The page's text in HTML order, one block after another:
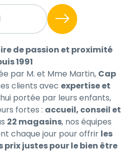
de passion et proximité
1991
par M. et Mme Martin, Cap
clients avec expertise et
portée par leurs enfants,
fortes : accueil, conseil et
22 magasins, nos équipes
chaque jour pour offrir les
justes pour le bien être